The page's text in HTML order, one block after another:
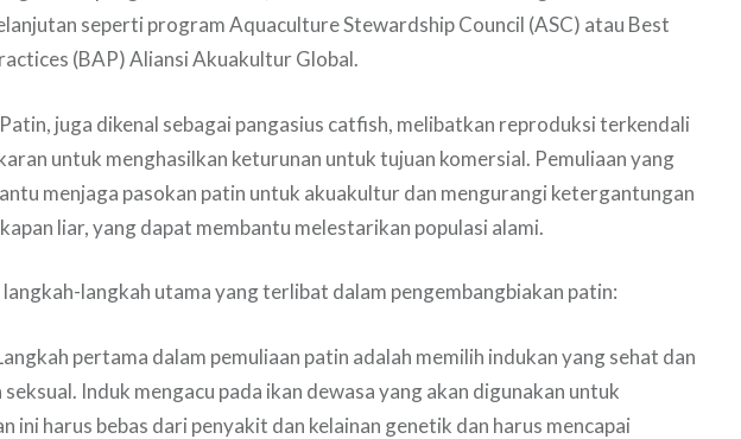
seperti program Aquaculture Stewardship Council (ASC) atau Best
(BAP) Aliansi Akuakultur Global.
juga dikenal sebagai pangasius catfish, melibatkan reproduksi terkendali
untuk menghasilkan keturunan untuk tujuan komersial. Pemuliaan yang
menjaga pasokan patin untuk akuakultur dan mengurangi ketergantungan
liar, yang dapat membantu melestarikan populasi alami.
langkah utama yang terlibat dalam pengembangbiakan patin:
pertama dalam pemuliaan patin adalah memilih indukan yang sehat dan
Induk mengacu pada ikan dewasa yang akan digunakan untuk
ini harus bebas dari penyakit dan kelainan genetik dan harus mencapai